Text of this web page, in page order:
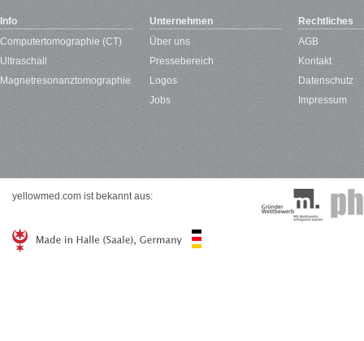
Info
Computertomographie (CT)
Ultraschall
Magnetresonanztomographie
Unternehmen
Über uns
Pressebereich
Logos
Jobs
Rechtliches
AGB
Kontakt
Datenschutz
Impressum
yellowmed.com ist bekannt aus: